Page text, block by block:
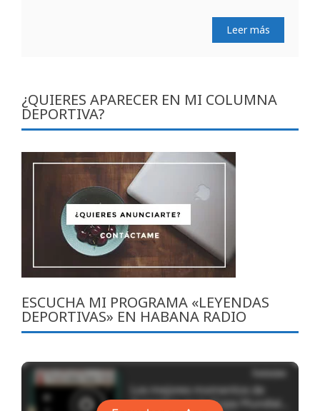
Leer más
¿QUIERES APARECER EN MI COLUMNA
DEPORTIVA?
ESCUCHA MI PROGRAMA «LEYENDAS
DEPORTIVAS» EN HABANA RADIO